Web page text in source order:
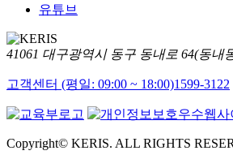
유튜브
41061 대구광역시 동구 동내로 64(동내
고객센터 (평일: 09:00 ~ 18:00)1599-3122
Copyright© KERIS. ALL RIGHTS